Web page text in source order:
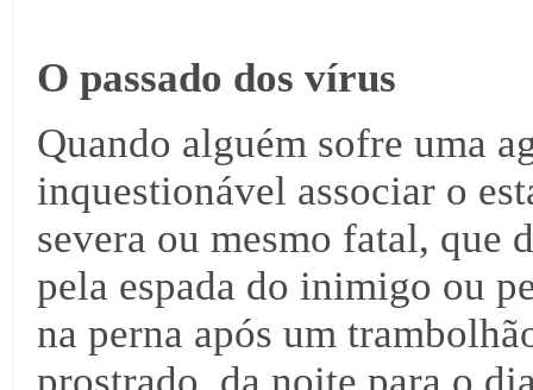
O passado dos vírus
Quando alguém sofre uma
inquestionável associar o
severa ou mesmo fatal, que
pela espada do inimigo ou
na perna após um
prostrado, da noite para o